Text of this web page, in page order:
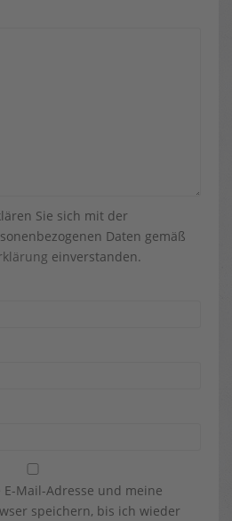
Sie sich mit der
Daten gemäß
einverstanden.
Mail-Adresse und meine
speichern, bis ich wieder